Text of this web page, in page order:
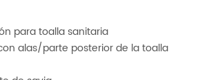
para toalla sanitaria
alas/parte posterior de la toalla